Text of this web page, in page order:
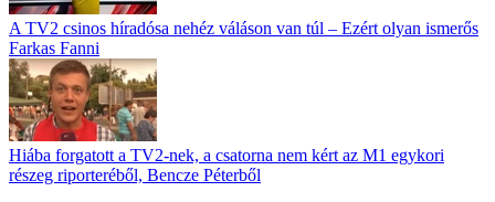
A TV2 csinos híradósa nehéz váláson van túl – Ezért olyan ismerős
Farkas Fanni
Hiába forgatott a TV2-nek, a csatorna nem kért az M1 egykori
részeg riporteréből, Bencze Péterből